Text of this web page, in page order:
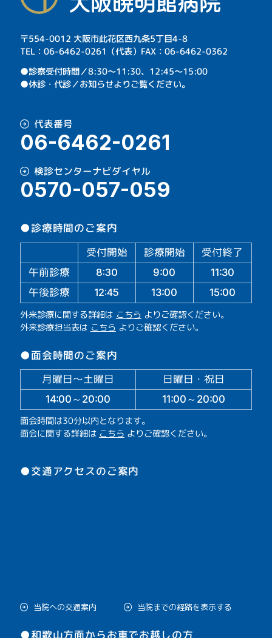
〒554-0012 大阪市此花区西九条5丁目4-8
TEL：06-6462-0261（代表）FAX：06-6462-0362
⁩●診察受付時間／8:30～11:30、12:45～15:00
●休診・代診／お知らせよりご覧ください。
代表番号
06-6462-0261
検診センターナビダイヤル
0570-057-059
●診療時間のご案内
受付開始 診療開始
受付終了
午前診療
8:30 9:00 11:30
午後診療 12:45 13:00 15:00
外来診療に関する詳細は こちら よりご確認ください。
外来診療担当表は こちら よりご確認ください。
●面会時間のご案内
月曜日～土曜日 日曜日・祝日
14:00～20:00 11:00～20:00
面会時間は30分以内となります。
面会に関する詳細は こちら よりご確認ください。
●交通アクセスのご案内
当院への交通案内 当院までの経路を表示する
●和歌山方面からお車でお越しの方